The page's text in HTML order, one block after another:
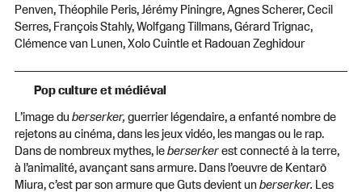
Penven, Théophile Peris, Jérémy Piningre, Agnes Scherer, Cecil
Serres, François Stahly, Wolfgang Tillmans, Gérard Trignac,
Clémence van Lunen, Xolo Cuintle et Radouan Zeghidour
Pop culture et médiéval
L’image du berserker, guerrier légendaire, a enfanté nombre de
rejetons au cinéma, dans les jeux vidéo, les mangas ou le rap.
Dans de nombreux mythes, leberserkerest connecté à la terre,
à l’animalité, avançant sans armure. Dans l’oeuvre de Kentarō
Miura, c’est par son armure que Guts devient unberserker. Les